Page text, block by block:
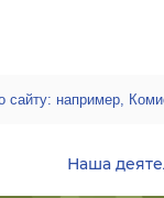
Наша